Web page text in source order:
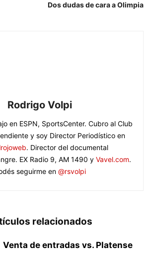
Dos dudas de cara a Olimpia
Rodrigo Volpi
en ESPN, SportsCenter. Cubro al Club
y soy Director Periodístico en
. Director del documental
EX Radio 9, AM 1490 y Vavel.com.
seguirme en @rsvolpi
relacionados
Venta de entradas vs. Platense